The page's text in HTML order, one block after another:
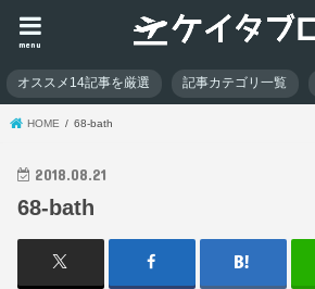
menu
オススメ14記事を厳選 記事カテゴリ一覧
HOME 68-bath
2018.08.21
68-bath